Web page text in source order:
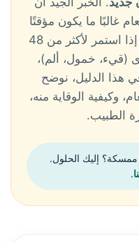
غالبًا ما يكون مؤقتًا
ويمكن علاجه في المنزل. لكن إذا استمر لأكثر من 48
(قيء، خمول، ألم)،
هذا الدليل، نوضح
وكيفية الوقاية منه،
الطبيب.
إليك الحلول.
.